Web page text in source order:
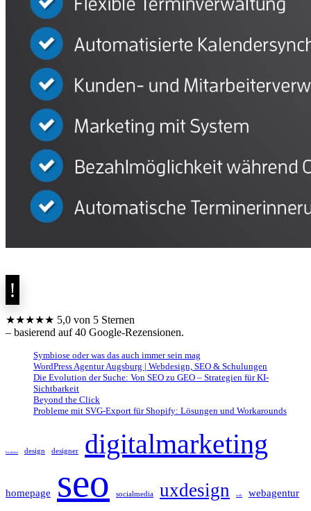
★★★★★ 5,0 von 5 Sternen
– basierend auf 40 Google-Rezensionen.
Symbiose oder was das auch immer sein mag
WordPress Agentur Augsburg | Webdesign, SEO & Schulungen
Die Evolution der Suche: Von SEO zu GEO – Strategien für KI-
Sichtbarkeit
Beyond the Click
Probleme mit SVG-Export für Shopify: Lösungen und Workarounds
business design designer digitalmarketing
homepage seo socialmedia uxdesign web webagentur